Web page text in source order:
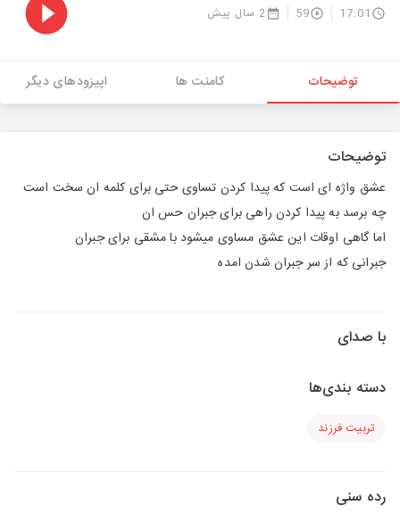
17:01
59 2 سال پیش
توضیحات کامنت ها اپیزودهای دیگر
توضیحات
عشق واژه ای است که پیدا کردن تساوی حتی برای کلمه ان سخت است
چه برسد به پیدا کردن راهی برای جبران حس ان
اما گاهی اوقات این عشق مساوی میشود با مشقی برای جبران
جبرانی که از سر جبران شدن امده
با صدای
دسته بندی‌ها
تربیت فرزند
رده سنی